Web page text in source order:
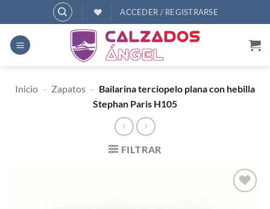
al
contenido
ACCEDER / REGISTRARSE
Inicio - Zapatos - Bailarina terciopelo plana con hebilla
Stephan Paris H105
FILTRAR